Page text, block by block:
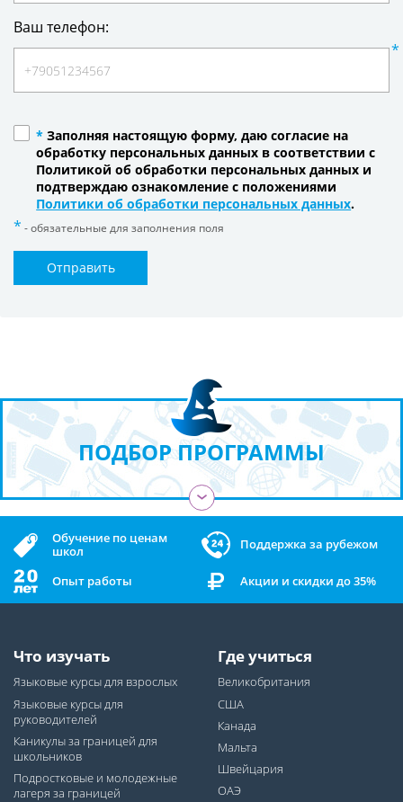
Ваш телефон:
* Заполняя настоящую форму, даю согласие на
обработку персональных данных в соответствии с
Политикой об обработки персональных данных и
подтверждаю ознакомление с положениями
Политики об обработки персональных данных.
- обязательные для заполнения поля
Отправить
ПОДБОР ПРОГРАММЫ
›
Обучение по ценам
школ
Поддержка за рубежом
Опыт работы Акции и скидки до 35%
Что изучать
Языковые курсы для взрослых
Языковые курсы для
руководителей
Каникулы за границей для
школьников
Подростковые и молодежные
лагеря за границей
Где учиться
Великобритания
США
Канада
Мальта
Швейцария
ОАЭ